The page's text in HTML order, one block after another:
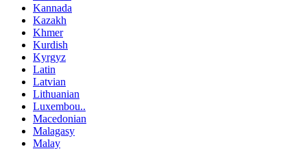
Kannada
Kazakh
Khmer
Kurdish
Kyrgyz
Latin
Latvian
Lithuanian
Luxembou..
Macedonian
Malagasy
Malay